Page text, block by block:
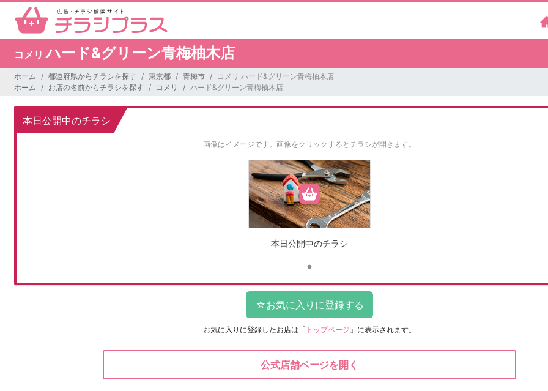
コメリハード&グリーン青梅柚木店
ホーム 都道府県からチラシを探す 東京都 青梅市
コメリ ハード&グリーン青梅柚木店
ホーム
お店の名前からチラシを探す コメリ ハード&グリーン青梅柚木店
本日公開中のチラシ
画像はイメージです。 画像をクリックするとチラシが開きます。
本日公開中のチラシ
お気に入りに登録したお店は 「 トップページ 」に表示されます。
公式店舗ページを開く